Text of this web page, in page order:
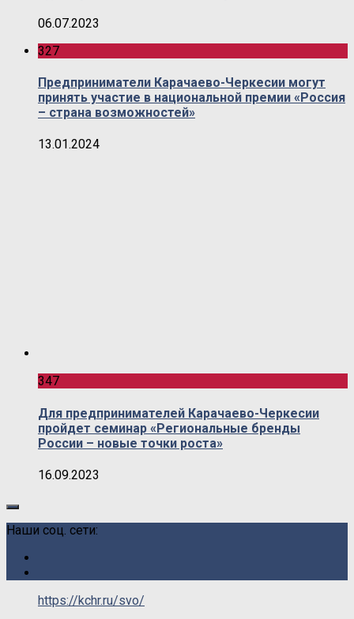
06.07.2023
327
Предприниматели Карачаево-Черкесии могут
принять участие в национальной премии «Россия
– страна возможностей»
13.01.2024
347
Для предпринимателей Карачаево-Черкесии
пройдет семинар «Региональные бренды
России – новые точки роста»
16.09.2023
Наши соц. сети:
https://kchr.ru/svo/